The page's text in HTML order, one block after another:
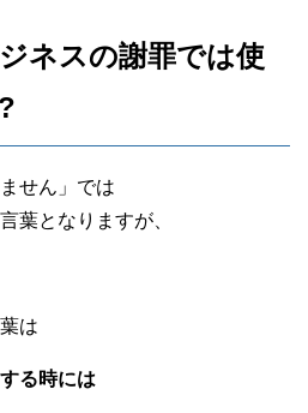
ネスの謝罪では使
せん」では
葉となりますが、
は
る時には